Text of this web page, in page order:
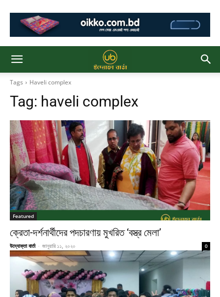
Tags Haveli complex
Tag: haveli complex
Featured
ক্রেতা-দর্শনার্থীদের পদচারণায় মুখরিত ‘বস্ত্র মেলা’
উদ্যোক্তা বার্তা - জানুয়ারি ১১, ২০২০ 0